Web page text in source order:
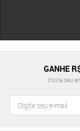
GANHE
Insira seu